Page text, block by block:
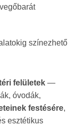
színezhető
felületek —
óvodák,
festésére,
esztétikus